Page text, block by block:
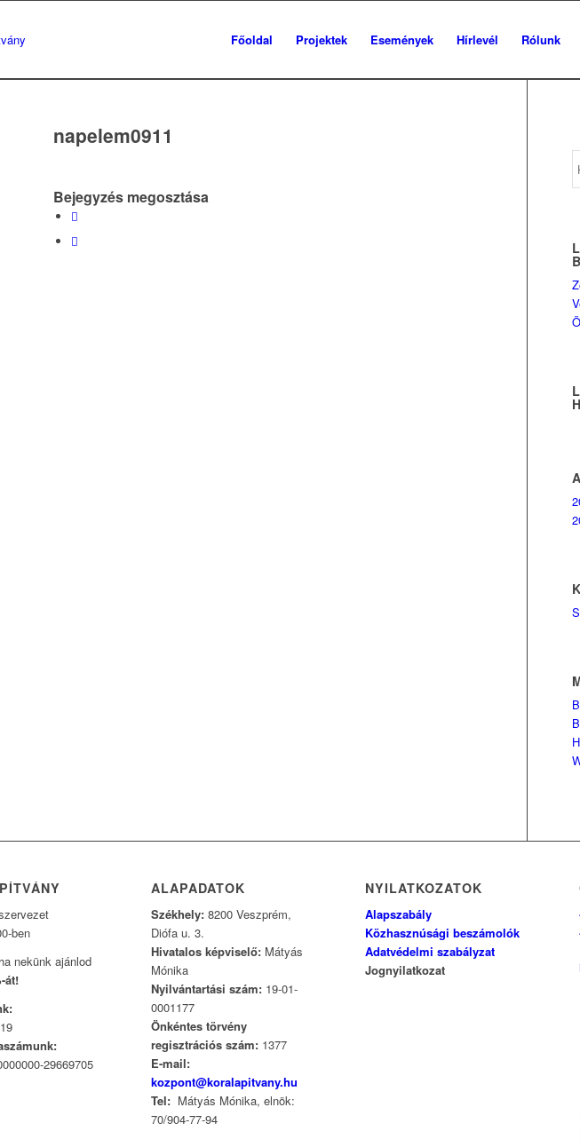
Főoldal Projektek Események Hírlevél Rólunk
napelem0911
Bejegyzés megosztása
ben
nekünk ajánlod
át!
29669705
ALAPADATOK
Székhely: 8200 Veszprém,
Diófa u. 3.
Hivatalos képviselő: Mátyás
Mónika
Nyilvántartási szám: 19-01-
0001177
Önkéntes törvény
regisztrációs szám: 1377
E-mail:
kozpont@koralapitvany.hu
Tel: Mátyás Mónika, elnök:
70/904-77-94
NYILATKOZATOK
Alapszabály
Közhasznúsági beszámolók
Adatvédelmi szabályzat
Jognyilatkozat